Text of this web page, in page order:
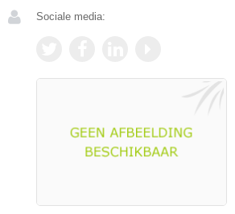
Sociale media: